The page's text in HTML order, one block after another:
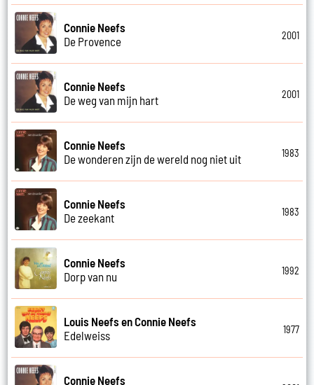
Connie Neefs
De Provence
2001
Connie Neefs
De weg van mijn hart
2001
Connie Neefs
De wonderen zijn de wereld nog niet uit
1983
Connie Neefs
De zeekant
1983
Connie Neefs
Dorp van nu
1992
Louis Neefs en Connie Neefs
Edelweiss
1977
Connie Neefs